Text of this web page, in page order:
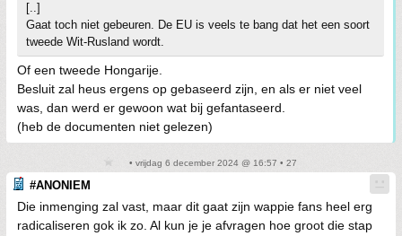
[..]
Gaat toch niet gebeuren. De EU is veels te bang dat het een soort
tweede Wit-Rusland wordt.
Of een tweede Hongarije.
Besluit zal heus ergens op gebaseerd zijn, en als er niet veel
was, dan werd er gewoon wat bij gefantaseerd.
(heb de documenten niet gelezen)
• vrijdag 6 december 2024 @ 16:57 • 27
#ANONIEM
Die inmenging zal vast, maar dit gaat zijn wappie fans heel erg
radicaliseren gok ik zo. Al kun je je afvragen hoe groot die stap